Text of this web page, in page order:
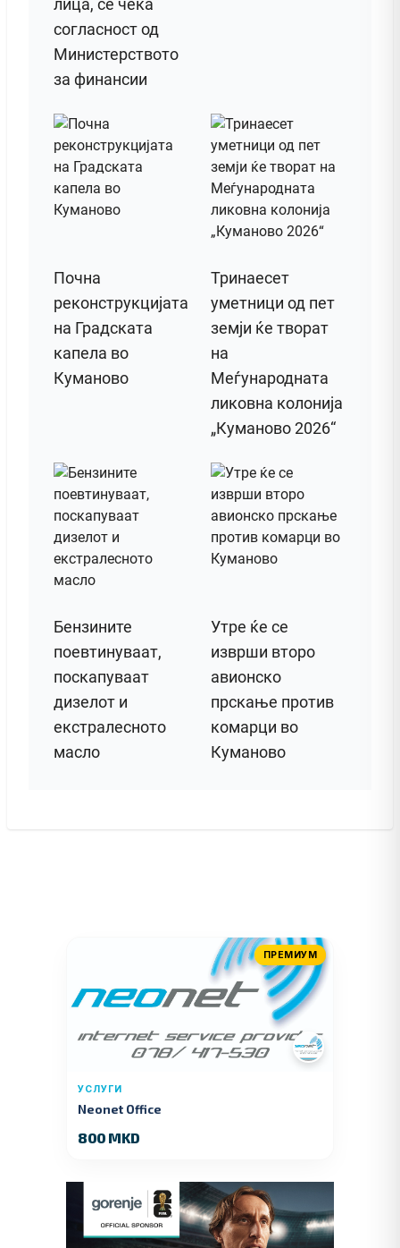
лица, се чека
согласност од
Министерството
за финансии
Почна
реконструкцијата
на Градската
капела во
Куманово
Тринаесет
уметници од пет
земји ќе творат
на
Меѓународната
ликовна колонија
„Куманово 2026“
Бензините
поевтинуваат,
поскапуваат
дизелот и
екстралесното
масло
Утре ќе се
изврши второ
авионско
прскање против
комарци во
Куманово
ПРЕМИУМ
УСЛУГИ
Neonet Office
800 MKD